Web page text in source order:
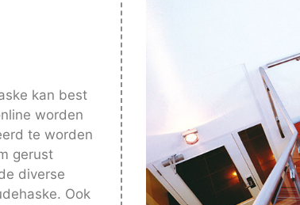
kan best
worden
te worden
gerust
diverse
Ook